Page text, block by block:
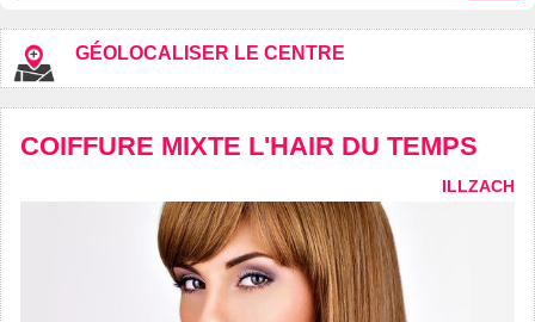
GÉOLOCALISER LE CENTRE
COIFFURE MIXTE L'HAIR DU TEMPS
ILLZACH